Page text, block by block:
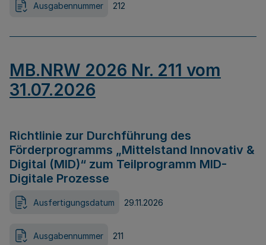
Ausgabennummer 212
MB.NRW 2026 Nr. 211 vom
31.07.2026
Richtlinie zur Durchführung des
Förderprogramms „Mittelstand Innovativ &
Digital (MID)“ zum Teilprogramm MID-
Digitale Prozesse
Ausfertigungsdatum 29.11.2026
Ausgabennummer 211